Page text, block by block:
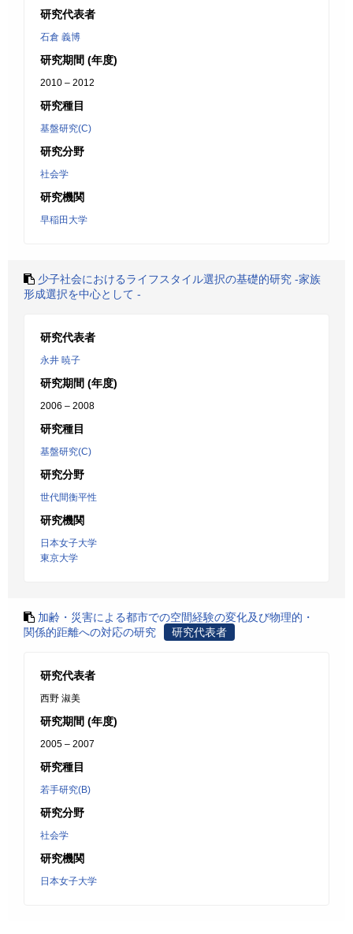
研究代表者
石倉 義博
研究期間 (年度)
2010 – 2012
研究種目
基盤研究(C)
研究分野
社会学
研究機関
早稲田大学
少子社会におけるライフスタイル選択の基礎的研究 -家族
形成選択を中心として -
研究代表者
永井 暁子
研究期間 (年度)
2006 – 2008
研究種目
基盤研究(C)
研究分野
世代間衡平性
研究機関
日本女子大学
東京大学
加齢・災害による都市での空間経験の変化及び物理的・
関係的距離への対応の研究
研究代表者
研究代表者
西野 淑美
研究期間 (年度)
2005 – 2007
研究種目
若手研究(B)
研究分野
社会学
研究機関
日本女子大学